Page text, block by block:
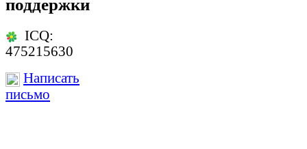
поддержки
ICQ:
475215630
Написать
письмо